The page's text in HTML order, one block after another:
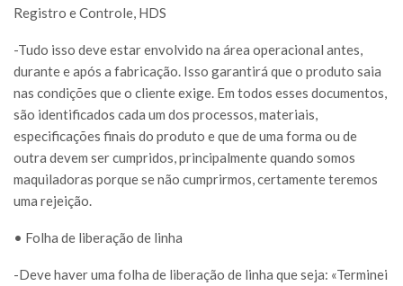
Registro e Controle, HDS
-Tudo isso deve estar envolvido na área operacional antes,
durante e após a fabricação. Isso garantirá que o produto saia
nas condições que o cliente exige. Em todos esses documentos,
são identificados cada um dos processos, materiais,
especificações finais do produto e que de uma forma ou de
outra devem ser cumpridos, principalmente quando somos
maquiladoras porque se não cumprirmos, certamente teremos
uma rejeição.
• Folha de liberação de linha
-Deve haver uma folha de liberação de linha que seja: «Terminei